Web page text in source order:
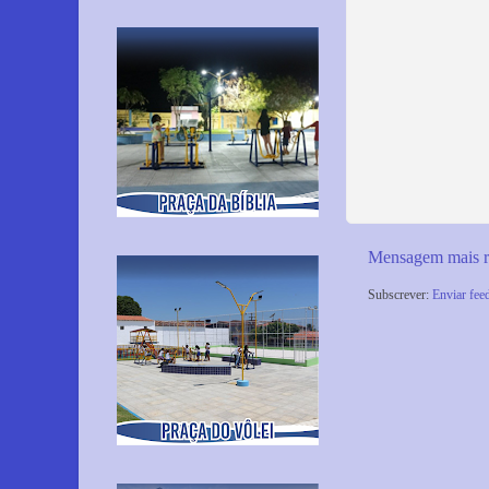
Mensagem mais
Subscrever: Enviar